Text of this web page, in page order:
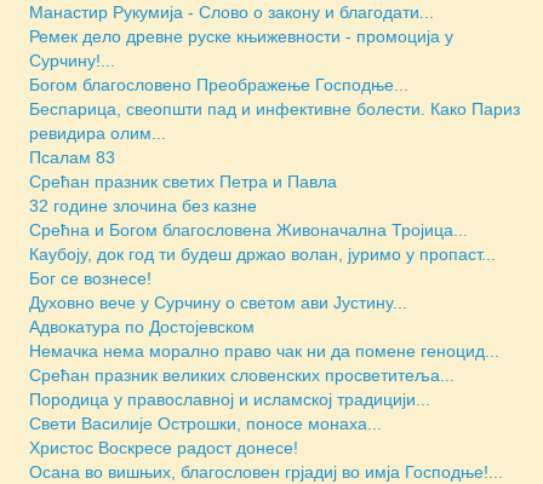
Манастир Рукумија - Слово о закону и благодати...
Ремек дело древне руске књижевности - промоција у
Сурчину!...
Богом благословено Преображење Господње...
Беспарица, свеопшти пад и инфективне болести. Како Париз
ревидира олим...
Псалам 83
Срећан празник светих Петра и Павла
32 године злочина без казне
Срећна и Богом благословена Живоначална Тројица...
Каубоју, док год ти будеш држао волан, јуримо у пропаст...
Бoг се вознесе!
Духовно вече у Сурчину о светом ави Јустину...
Адвокатура по Достојевском
Немачка нема морално право чак ни да помене геноцид...
Срећан празник великих словенских просветитеља...
Породица у православној и исламској традицији...
Свети Василије Острошки, поносе монаха...
Христос Воскресе радост донесе!
Осана во вишњих, благословен грјадиј во имја Господње!...